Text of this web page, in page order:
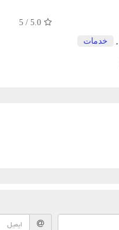
5.0
/
5
, خدمات